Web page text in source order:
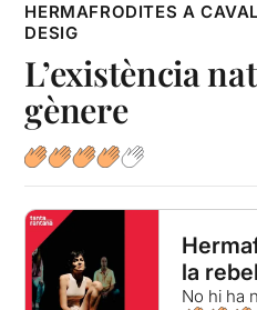
HERMAFRODITES A
DESIG
L’existència
gènere
la
No hi ha